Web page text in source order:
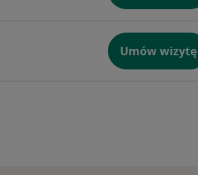
Umów wizytę